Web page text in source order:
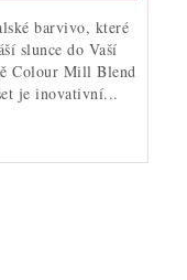
barvivo, které
slunce do Vaší
Colour Mill Blend
je inovativní...